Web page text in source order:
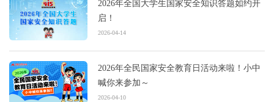
2026年全国大学生国家安全知识答题如约开
启！
2026-04-14
2026年全民国家安全教育日活动来啦！小中
喊你来参加～
2026-04-10